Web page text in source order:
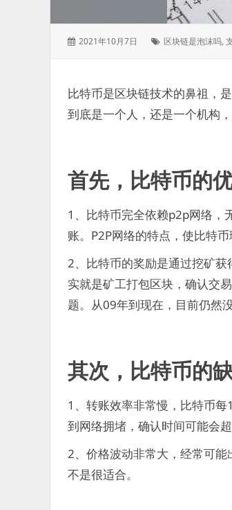
发
2021年10月7日
标
区块链是泡沫吗,
比特币是区块链技术的鼻祖，
到底是一个人，还是一个机构
首先，比特币的
1、比特币完全依赖p2p网络，
账。P2P网络的特点，使比特币
2、比特币的奖励是通过挖矿获
实就是矿工打包区块，确认交
题。从09年到现在，目前仍然
其次，比特币的
1、转账效率非常慢，比特币
到网络拥堵，确认时间可能会超
2、价格波动非常大，经常可
不是很适合。